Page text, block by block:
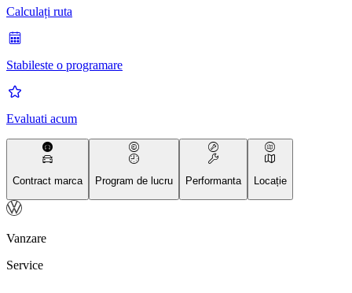
Calculați ruta
Stabileste o programare
Evaluati acum
Contract marca Program de lucru Performanta Locație
Vanzare
Service